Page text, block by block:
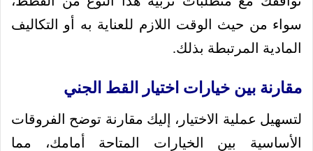
سواء من حيث الوقت اللازم للعناية به أو التكاليف
المادية المرتبطة بذلك.
مقارنة بين خيارات اختيار القط الجني
لتسهيل عملية الاختيار، إليك مقارنة توضح الفروقات
الأساسية بين الخيارات المتاحة أمامك، مما